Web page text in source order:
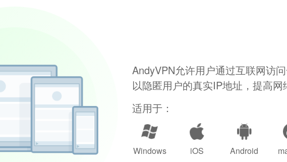
AndyVPN允许用户通过互联网访
以隐匿用户的真实IP地址，提高网
适用于：
Windows iOS Android